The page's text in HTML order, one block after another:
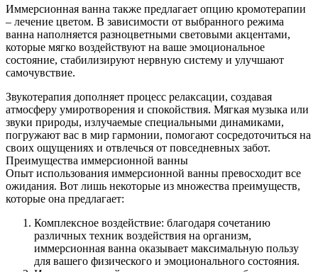
Иммерсионная ванна также предлагает опцию кромотерапии
– лечение цветом. В зависимости от выбранного режима
ванна наполняется разноцветными световыми акцентами,
которые мягко воздействуют на ваше эмоциональное
состояние, стабилизируют нервную систему и улучшают
самочувствие.
Звукотерапия дополняет процесс релаксации, создавая
атмосферу умиротворения и спокойствия. Мягкая музыка или
звуки природы, излучаемые специальными динамиками,
погружают вас в мир гармонии, помогают сосредоточиться на
своих ощущениях и отвлечься от повседневных забот.
Преимущества иммерсионной ванны
Опыт использования иммерсионной ванны превосходит все
ожидания. Вот лишь некоторые из множества преимуществ,
которые она предлагает:
Комплексное воздействие: благодаря сочетанию
различных техник воздействия на организм,
иммерсионная ванна оказывает максимальную пользу
для вашего физического и эмоционального состояния.